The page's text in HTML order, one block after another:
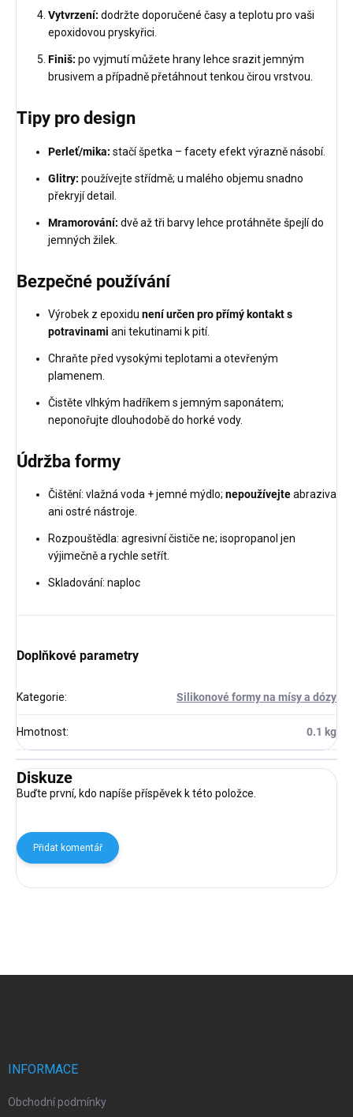
Vytvrzení: dodržte doporučené časy a teplotu pro vaši
epoxidovou pryskyřici.
Finiš: po vyjmutí můžete hrany lehce srazit jemným
brusivem a případně přetáhnout tenkou čirou vrstvou.
Tipy pro design
Perleť/mika: stačí špetka – facety efekt výrazně násobí.
Glitry: používejte střídmě; u malého objemu snadno
překryjí detail.
Mramorování: dvě až tři barvy lehce protáhněte špejlí do
jemných žilek.
Bezpečné používání
Výrobek z epoxidu není určen pro přímý kontakt s
potravinami ani tekutinami k pití.
Chraňte před vysokými teplotami a otevřeným
plamenem.
Čistěte vlhkým hadříkem s jemným saponátem;
neponořujte dlouhodobě do horké vody.
Údržba formy
Čištění: vlažná voda + jemné mýdlo; nepoužívejteabraziva
ani ostré nástroje.
Rozpouštědla: agresivní čističe ne; isopropanol jen
výjimečně a rychle setřít.
Skladování: naploc
Doplňkové parametry
Kategorie: Silikonové formy na mísy a dózy
Hmotnost: 0.1 kg
Diskuze
Buďte první, kdo napíše příspěvek k této položce.
Přidat komentář
INFORMACE
Obchodní podmínky